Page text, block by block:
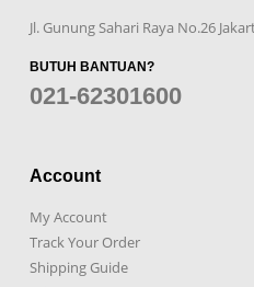
Jl. Gunung Sahari Raya No.26
BUTUH BANTUAN?
021-62301600
Account
My Account
Track Your Order
Shipping Guide